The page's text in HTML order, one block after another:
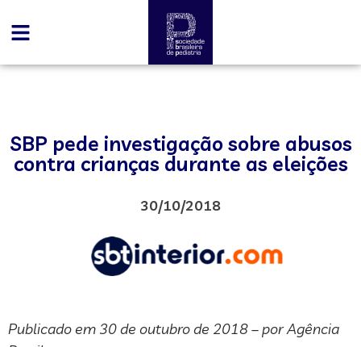
SBP pede investigação sobre abusos
contra crianças durante as eleições
30/10/2018
Publicado em 30 de outubro de 2018 – por Agência